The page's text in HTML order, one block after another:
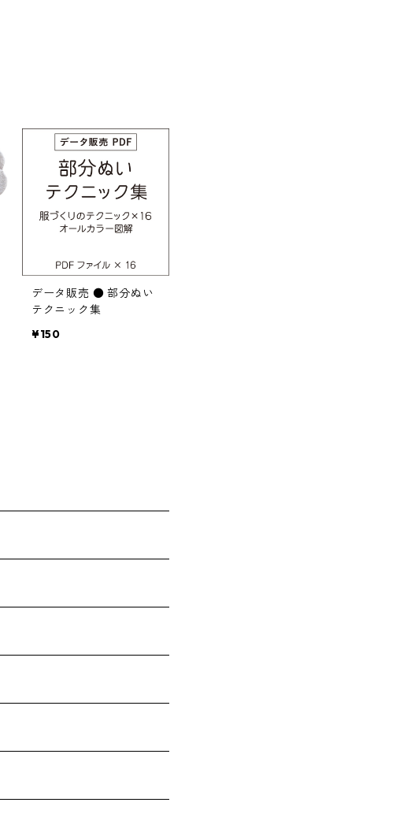
データ販売 ● 部分ぬい
テクニック集
¥150